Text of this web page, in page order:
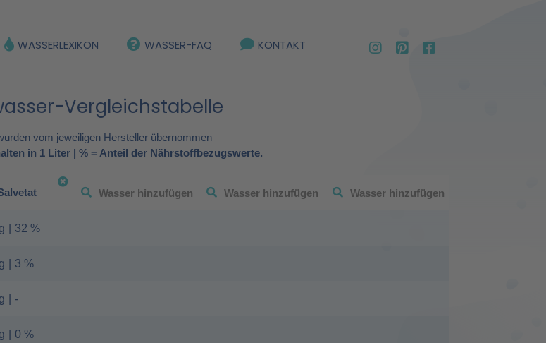
WASSERLEXIKON WASSER-FAQ KONTAKT
Vergleichstabelle
vom jeweiligen Hersteller übernommen
in 1 Liter | % = Anteil der Nährstoffbezugswerte.
32 %
3 %
-
0 %